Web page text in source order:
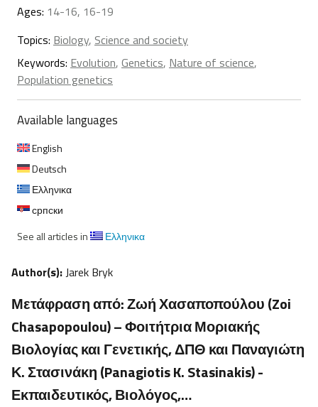
Ages: 14-16, 16-19
Topics: Biology, Science and society
Keywords: Evolution, Genetics, Nature of science,
Population genetics
Available languages
English
Deutsch
Ελληνικα
српски
See all articles in
Ελληνικα
Author(s):Jarek Bryk
Μετάφραση από: Ζωή Χασαποπούλου (Zoi
Chasapopoulou) – Φοιτήτρια Μοριακής
Βιολογίας και Γενετικής, ΔΠΘ και Παναγιώτη
Κ. Στασινάκη (Panagiotis K. Stasinakis) -
Εκπαιδευτικός, Βιολόγος,…